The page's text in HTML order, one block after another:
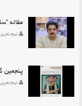
مقاله
تیم
پنجمین
تیم